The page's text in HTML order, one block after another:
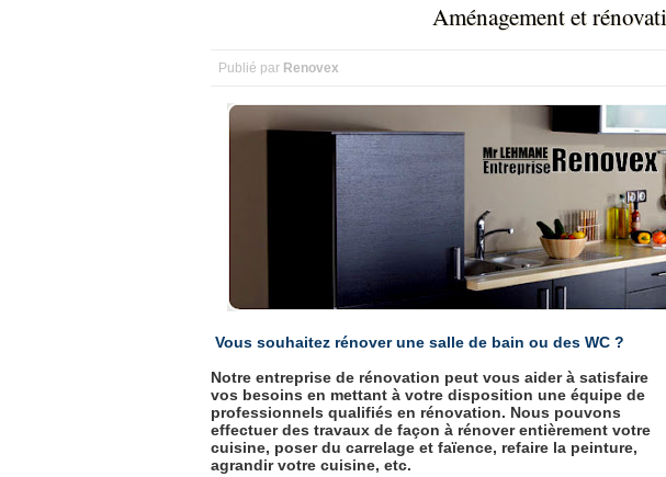
Aménagement et
Publié par Renovex
Vous souhaitez rénover une salle de bain ou des WC ?
Notre entreprise de rénovation peut vous aider à satisfaire
vos besoins en mettant à votre disposition une équipe de
professionnels qualifiés en rénovation. Nous pouvons
effectuer des travaux de façon à rénover entièrement votre
cuisine, poser du carrelage et faïence, refaire la peinture,
agrandir votre cuisine, etc.